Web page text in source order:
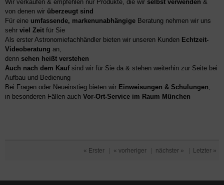
Wir verkaufen & empfehlen nur Produkte, die wir selbst verwenden &
von denen wir überzeugt sind
Für eine umfassende, markenunabhängige Beratung nehmen wir uns
sehr viel Zeit für Sie
Als erster Astronomiefachhändler bieten wir unseren Kunden Echtzeit-
Videoberatung an,
denn sehen heißt verstehen
Auch nach dem Kaufsind wir für Sie da & stehen weiterhin zur Seite bei
Aufbau und Bedienung
Bei Fragen oder Neueinstieg bieten wir Einweisungen & Schulungen
in besonderen Fällen auch Vor-Ort-Service im Raum München
« Erster | « vorheriger | nächster » | Letzter »